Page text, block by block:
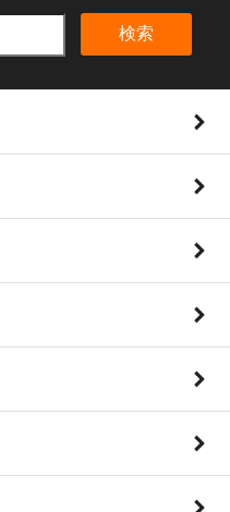
検索